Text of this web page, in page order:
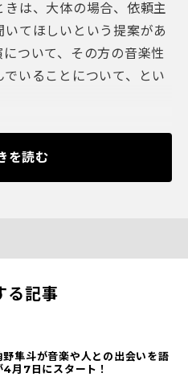
は、大体の場合、依頼主
てほしいという提案があ
ついて、その方の音楽性
いることについて、とい
を読む
る記事
野隼斗が音楽や人との出会いを語
月7日にスタート！